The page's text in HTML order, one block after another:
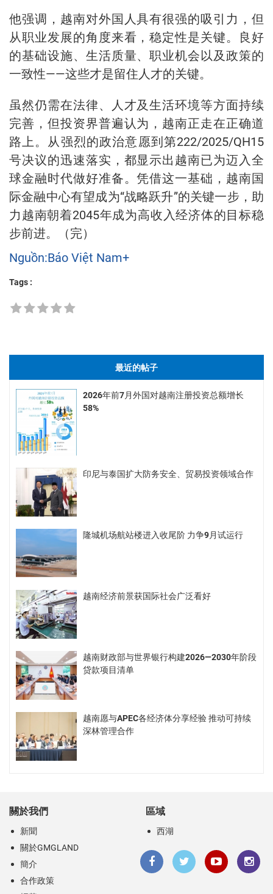
他强调，越南对外国人具有很强的吸引力，但
从职业发展的角度来看，稳定性是关键。良好
的基础设施、生活质量、职业机会以及政策的
一致性——这些才是留住人才的关键。
虽然仍需在法律、人才及生活环境等方面持续
完善，但投资界普遍认为，越南正走在正确道
路上。从强烈的政治意愿到第222/2025/QH15
号决议的迅速落实，都显示出越南已为迈入全
球金融时代做好准备。凭借这一基础，越南国
际金融中心有望成为“战略跃升”的关键一步，助
力越南朝着2045年成为高收入经济体的目标稳
步前进。（完）
Nguồn:Báo Việt Nam+
Tags :
最近的帖子
2026年前7月外国对越南注册投资总额增长
58%
印尼与泰国扩大防务安全、贸易投资领域合作
隆城机场航站楼进入收尾阶 力争9月试运行
越南经济前景获国际社会广泛看好
越南财政部与世界银行构建2026—2030年阶段
贷款项目清单
越南愿与APEC各经济体分享经验 推动可持续
深林管理合作
關於我們
新聞
關於GMGLAND
簡介
合作政策
區域
西湖